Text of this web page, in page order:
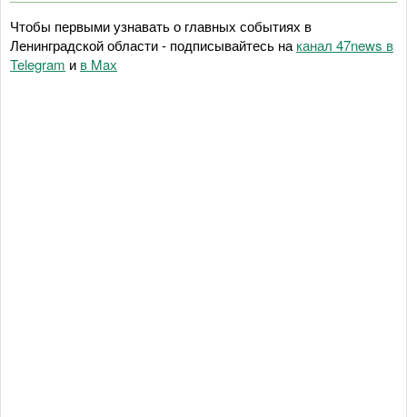
Чтобы первыми узнавать о главных событиях в
Ленинградской области - подписывайтесь на канал 47news в
Telegram и в Maх